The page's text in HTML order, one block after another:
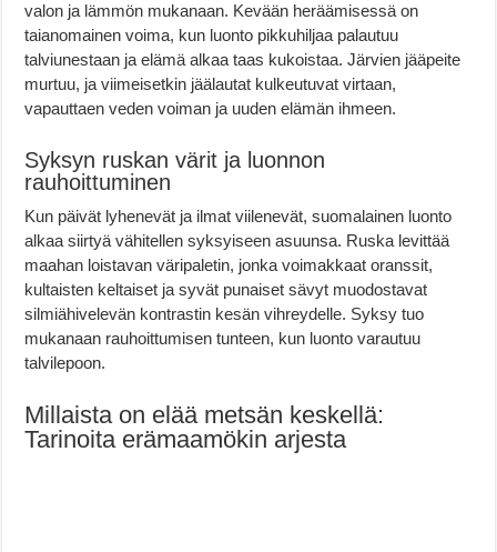
valon ja lämmön mukanaan. Kevään heräämisessä on
taianomainen voima, kun luonto pikkuhiljaa palautuu
talviunestaan ja elämä alkaa taas kukoistaa. Järvien jääpeite
murtuu, ja viimeisetkin jäälautat kulkeutuvat virtaan,
vapauttaen veden voiman ja uuden elämän ihmeen.
Syksyn ruskan värit ja luonnon
rauhoittuminen
Kun päivät lyhenevät ja ilmat viilenevät, suomalainen luonto
alkaa siirtyä vähitellen syksyiseen asuunsa. Ruska levittää
maahan loistavan väripaletin, jonka voimakkaat oranssit,
kultaisten keltaiset ja syvät punaiset sävyt muodostavat
silmiähivelevän kontrastin kesän vihreydelle. Syksy tuo
mukanaan rauhoittumisen tunteen, kun luonto varautuu
talvilepoon.
Millaista on elää metsän keskellä:
Tarinoita erämaamökin arjesta